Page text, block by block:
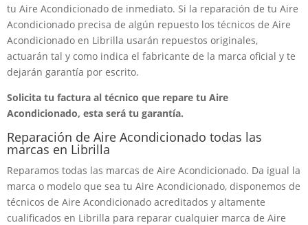
tu Aire Acondicionado de inmediato. Si la reparación de tu Aire
Acondicionado precisa de algún repuesto los técnicos de Aire
Acondicionado en Librilla usarán repuestos originales,
actuarán tal y como indica el fabricante de la marca oficial y te
dejarán garantía por escrito.
Solicita tu factura al técnico que repare tu Aire
Acondicionado, esta será tu garantía.
Reparación de Aire Acondicionado todas las
marcas en Librilla
Reparamos todas las marcas de Aire Acondicionado. Da igual la
marca o modelo que sea tu Aire Acondicionado, disponemos de
técnicos de Aire Acondicionado acreditados y altamente
cualificados en Librilla para reparar cualquier marca de Aire